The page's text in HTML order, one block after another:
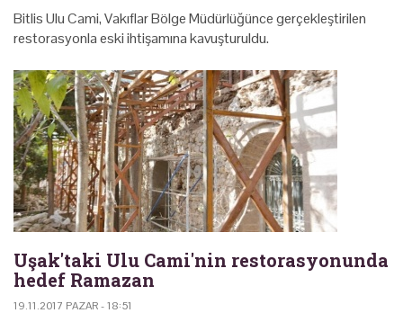
Bitlis Ulu Cami, Vakıflar Bölge Müdürlüğünce gerçekleştirilen
restorasyonla eski ihtişamına kavuşturuldu.
Uşak'taki Ulu Cami'nin restorasyonunda
hedef Ramazan
19.11.2017 PAZAR - 18:51